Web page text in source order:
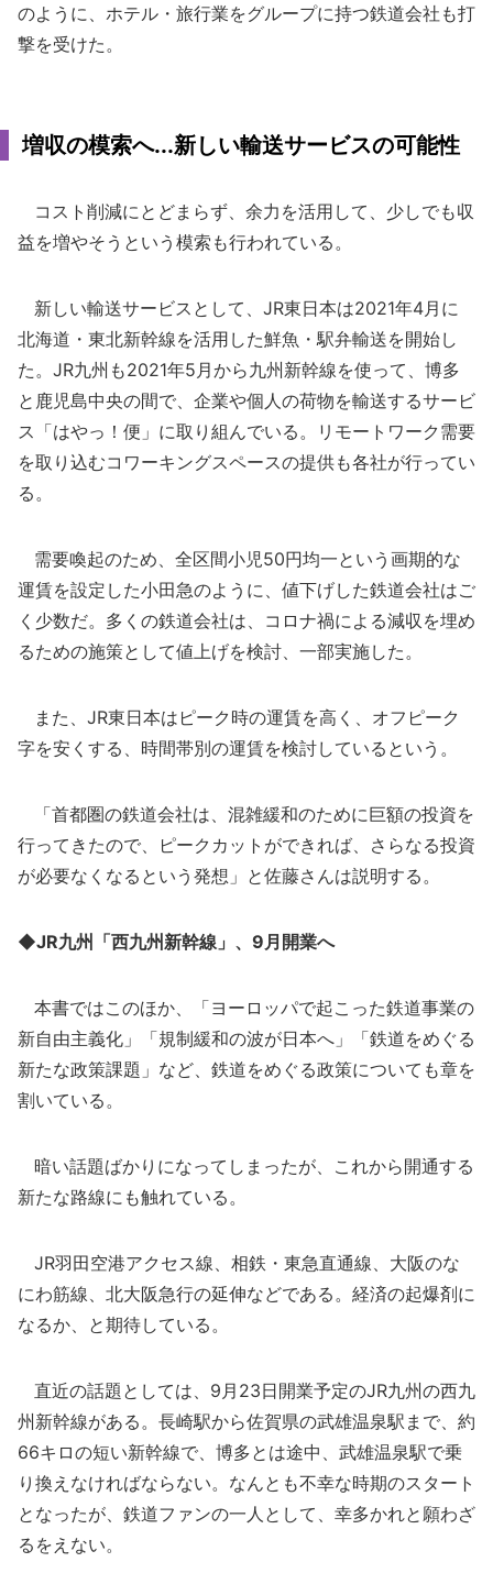
のように、ホテル・旅行業をグループに持つ鉄道会社も打
撃を受けた。
増収の模索へ...新しい輸送サービスの可能性
コスト削減にとどまらず、余力を活用して、少しでも収
益を増やそうという模索も行われている。
新しい輸送サービスとして、JR東日本は2021年4月に
北海道・東北新幹線を活用した鮮魚・駅弁輸送を開始し
た。JR九州も2021年5月から九州新幹線を使って、博多
と鹿児島中央の間で、企業や個人の荷物を輸送するサービ
ス「はやっ！便」に取り組んでいる。リモートワーク需要
を取り込むコワーキングスペースの提供も各社が行ってい
る。
需要喚起のため、全区間小児50円均一という画期的な
運賃を設定した小田急のように、値下げした鉄道会社はご
く少数だ。多くの鉄道会社は、コロナ禍による減収を埋め
るための施策として値上げを検討、一部実施した。
また、JR東日本はピーク時の運賃を高く、オフピーク
字を安くする、時間帯別の運賃を検討しているという。
「首都圏の鉄道会社は、混雑緩和のために巨額の投資を
行ってきたので、ピークカットができれば、さらなる投資
が必要なくなるという発想」と佐藤さんは説明する。
◆JR九州「西九州新幹線」、9月開業へ
本書ではこのほか、「ヨーロッパで起こった鉄道事業の
新自由主義化」「規制緩和の波が日本へ」「鉄道をめぐる
新たな政策課題」など、鉄道をめぐる政策についても章を
割いている。
暗い話題ばかりになってしまったが、これから開通する
新たな路線にも触れている。
JR羽田空港アクセス線、相鉄・東急直通線、大阪のな
にわ筋線、北大阪急行の延伸などである。経済の起爆剤に
なるか、と期待している。
直近の話題としては、9月23日開業予定のJR九州の西九
州新幹線がある。長崎駅から佐賀県の武雄温泉駅まで、約
66キロの短い新幹線で、博多とは途中、武雄温泉駅で乗
り換えなければならない。なんとも不幸な時期のスタート
となったが、鉄道ファンの一人として、幸多かれと願わざ
るをえない。